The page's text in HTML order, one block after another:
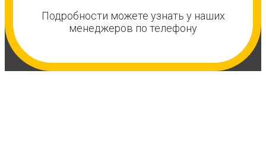
Подробности можете узнать у наших
менеджеров по телефону